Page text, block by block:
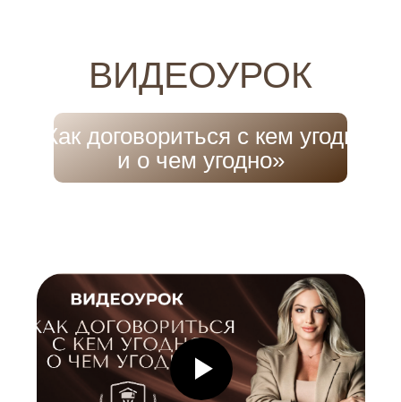
ВИДЕОУРОК
«Как договориться с кем угодно
и о чем угодно»